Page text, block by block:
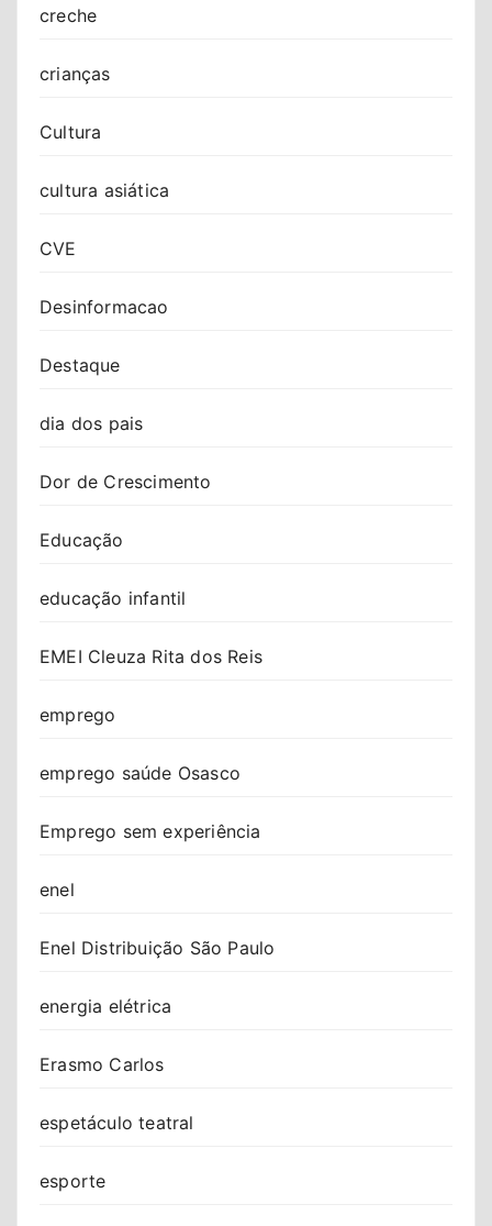
creche
crianças
Cultura
cultura asiática
CVE
Desinformacao
Destaque
dia dos pais
Dor de Crescimento
Educação
educação infantil
EMEI Cleuza Rita dos Reis
emprego
emprego saúde Osasco
Emprego sem experiência
enel
Enel Distribuição São Paulo
energia elétrica
Erasmo Carlos
espetáculo teatral
esporte